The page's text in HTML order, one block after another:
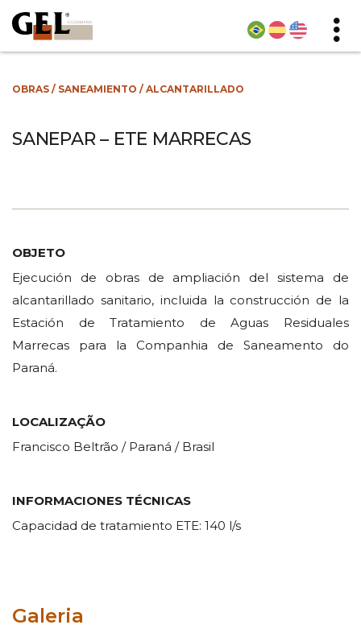
OBRAS / SANEAMIENTO / ALCANTARILLADO
SANEPAR – ETE MARRECAS
OBJETO
Ejecución de obras de ampliación del sistema de
alcantarillado sanitario, incluida la construcción de la
Estación de Tratamiento de Aguas Residuales
Marrecas para la Companhia de Saneamento do
Paraná.
LOCALIZAÇÃO
Francisco Beltrão / Paraná / Brasil
INFORMACIONES TÉCNICAS
Capacidad de tratamiento ETE: 140 l/s
Galeria